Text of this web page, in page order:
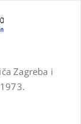
Zagreba i